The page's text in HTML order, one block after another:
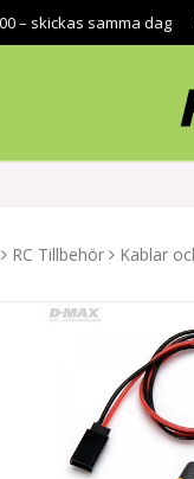
– skickas samma dag
RC Tillbehör Kablar